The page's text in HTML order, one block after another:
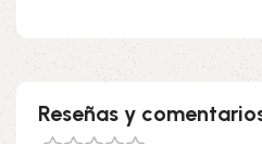
Reseñas y